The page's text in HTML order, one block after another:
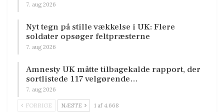
7. aug 2026
Nyt tegn på stille vækkelse i UK: Flere
soldater opsøger feltpræsterne
7. aug 2026
Amnesty UK måtte tilbagekalde rapport, der
sortlistede 117 velgørende…
7. aug 2026
FORRIGE NÆSTE 1 af 4.668